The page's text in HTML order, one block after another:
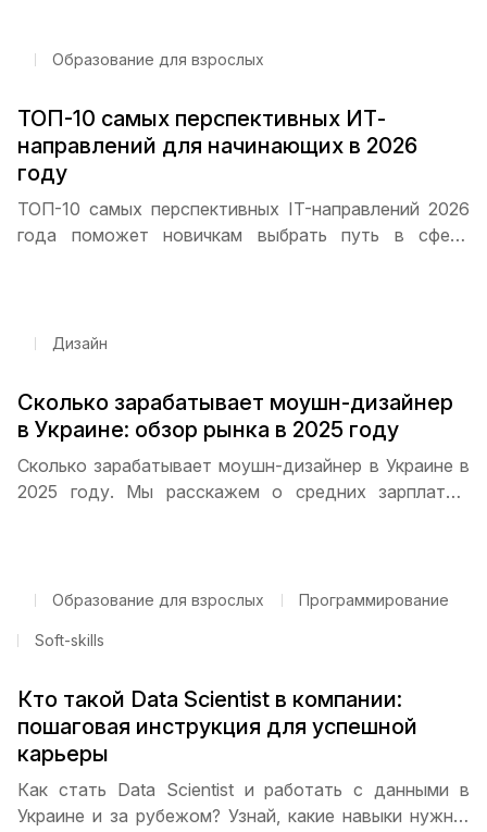
Образование для взрослых
ТОП-10 самых перспективных ИТ-
направлений для начинающих в 2026
году
ТОП-10 самых перспективных IT-направлений 2026
года поможет новичкам выбрать путь в сфере
как начать карьеру с нуля
Дизайн
Сколько зарабатывает моушн-дизайнер
в Украине: обзор рынка в 2025 году
Сколько зарабатывает моушн-дизайнер в Украине в
2025 году. Мы расскажем о средних зарплатах,
Образование для взрослых Программирование
Soft-skills
Кто такой Data Scientist в компании:
пошаговая инструкция для успешной
карьеры
Как стать Data Scientist и работать с данными в
Украине и за рубежом? Узнай, какие навыки нужны,